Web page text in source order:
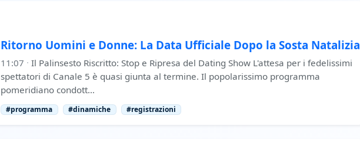
Ritorno Uomini e Donne: La Data Ufficiale Dopo la Sosta Natalizia
11:07 · Il Palinsesto Riscritto: Stop e Ripresa del Dating Show L'attesa per i fedelissimi
spettatori di Canale 5 è quasi giunta al termine. Il popolarissimo programma
pomeridiano condott…
#programma #dinamiche #registrazioni